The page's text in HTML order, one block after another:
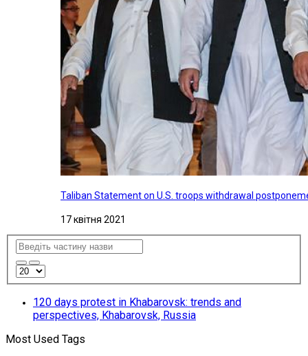
Taliban Statement on U.S. troops withdrawal
17 квітня 2021
120 days protest in Khabarovsk: trends and
perspectives, Khabarovsk, Russia
Most Used Tags